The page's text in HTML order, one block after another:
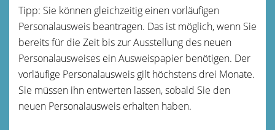
Tipp: Sie können gleichzeitig einen vorläufigen
Personalausweis beantragen. Das ist möglich, wenn Sie
bereits für die Zeit bis zur Ausstellung des neuen
Personalausweises ein Ausweispapier benötigen. Der
vorläufige Personalausweis gilt höchstens drei Monate.
Sie müssen ihn entwerten lassen, sobald Sie den
neuen Personalausweis erhalten haben.